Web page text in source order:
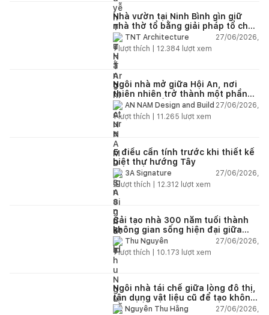
Nhà vườn tại Ninh Bình gìn giữ
nhà thờ tổ bằng giải pháp tổ chức
lại không gian
TNT Architecture
27/06/2026,
1lượt thích | 12.384 lượt xem
Ngôi nhà mở giữa Hội An, nơi
thiên nhiên trở thành một phần
của cuộc sống
AN NAM Design and Build 27/06/2026,
1lượt thích | 11.265 lượt xem
5 điều cần tính trước khi thiết kế
biệt thự hướng Tây
3A Signature
27/06/2026,
2lượt thích | 12.312 lượt xem
Cải tạo nhà 300 năm tuổi thành
không gian sống hiện đại giữa
thiên nhiên
Thu Nguyễn
27/06/2026,
1lượt thích | 10.173 lượt xem
Ngôi nhà tái chế giữa lòng đô thị,
tận dụng vật liệu cũ để tạo không
gian sống linh hoạt
Nguyễn Thu Hằng
27/06/2026,